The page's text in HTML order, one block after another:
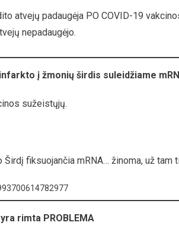
atvejų padaugėja PO COVID-19
nepadaugėjo.
į žmonių širdis suleidžiame
sužeistųjų.
fiksuojančia mRNA… žinoma, už tam
rimta PROBLEMA